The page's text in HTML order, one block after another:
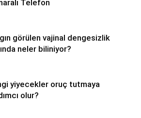
Telefon
görülen vajinal dengesizlik
neler biliniyor?
yiyecekler oruç tutmaya
olur?